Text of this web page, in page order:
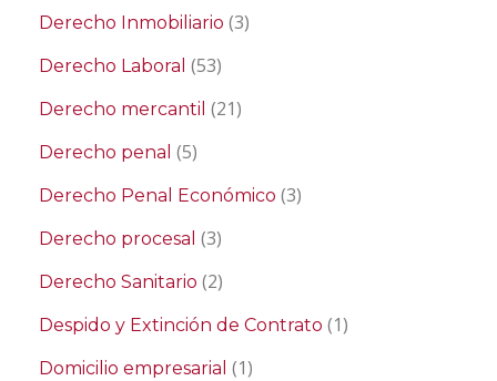
Derecho Inmobiliario (3)
Derecho Laboral (53)
Derecho mercantil (21)
Derecho penal (5)
Derecho Penal Económico (3)
Derecho procesal (3)
Derecho Sanitario (2)
Despido y Extinción de Contrato (1)
Domicilio empresarial (1)